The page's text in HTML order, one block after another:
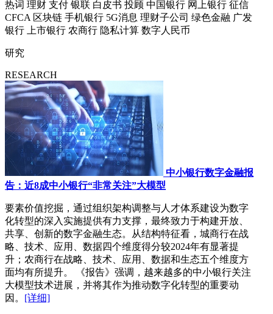
热词 理财 支付 银联 白皮书 投顾 中国银行 网上银行 征信
CFCA 区块链 手机银行 5G消息 理财子公司 绿色金融 广发
银行
上市银行 农商行 隐私计算 数字人民币
研究
RESEARCH
中小银行数字金融报
告：近8成中小银行“非常关注”大模型
要素价值挖掘，通过组织架构调整与人才体系建设为数字
化转型的深入实施提供有力支撑，最终致力于构建开放、
共享、创新的数字金融生态。从结构特征看，城商行在战
略、技术、应用、数据四个维度得分较2024年有显著提
升；农商行在战略、技术、应用、数据和生态五个维度方
面均有所提升。 《报告》强调，越来越多的中小银行关注
大模型技术进展，并将其作为推动数字化转型的重要动
因。 [详细]